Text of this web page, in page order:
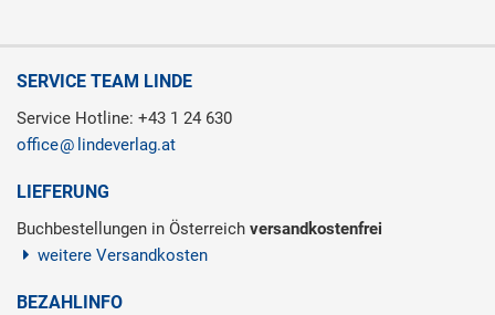
SERVICE TEAM LINDE
Service Hotline: +43 1 24 630
office
lindeverlag.at
LIEFERUNG
Buchbestellungen in Österreich versandkostenfrei
weitere Versandkosten
BEZAHLINFO